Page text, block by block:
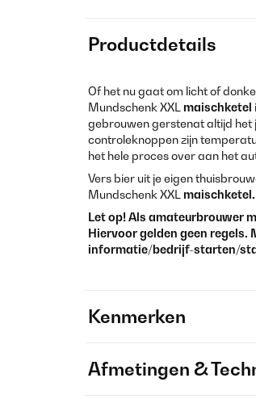
Productdetails
Of het nu gaat om licht of
Mundschenk XXL maischketel
gebrouwen gerstenat altijd het
controleknoppen zijn
het hele proces over aan het
Vers bier uit je eigen
Mundschenk XXL maischketel.
Let op! Als amateurbrouwer
Hiervoor gelden geen
informatie/bedrijf-starten/
Kenmerken
Afmetingen &